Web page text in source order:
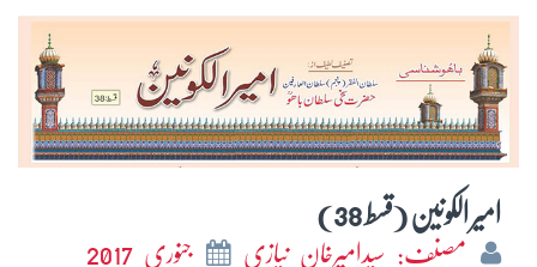
امیر الکونین (قسط 38)
مصنف: سیدامیرخان نیازی جنوری 2017